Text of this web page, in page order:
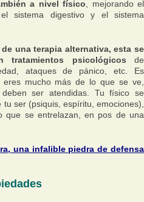
a nivel físico , mejorando el
el sistema digestivo y el sistema
una terapia alternativa, esta se
tratamientos psicológicos de
ataques de pánico, etc. Es
mucho más de lo que se ve,
ser atendidas. Tu físico se
ser (psiquis, espíritu, emociones),
que se entrelazan, en pos de una
una infalible piedra de defensa